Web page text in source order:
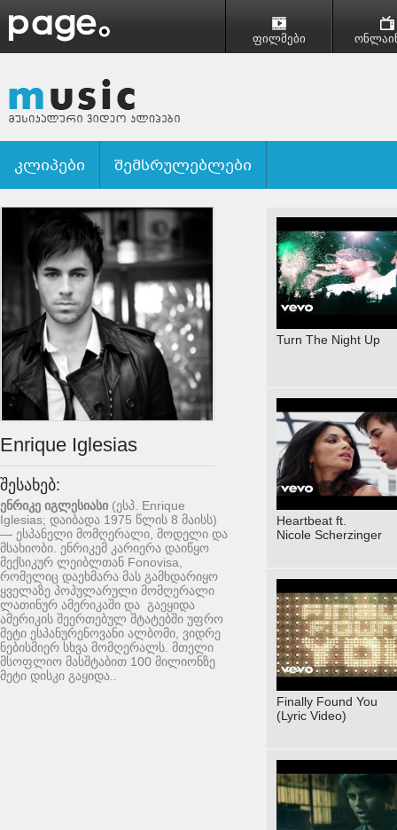
ფილმები
კლიპები შემსრულებლები
Enrique Iglesias
შესახებ:
ენრიკე იგლესიასი (ესპ. Enrique
Iglesias; დაიბადა 1975 წლის 8 მაისს)
— ესპანელი მომღერალი, მოდელი და
მსახიობი. ენრიკემ კარიერა დაიწყო
მექსიკურ ლეიბლთან Fonovisa,
რომელიც დაეხმარა მას გამხდარიყო
ყველაზე პოპულარული მომღერალი
ლათინურ ამერიკაში და გაეყიდა
ამერიკის შეერთებულ შტატებში უფრო
მეტი ესპანურენოვანი ალბომი, ვიდრე
ნებისმიერ სხვა მომღერალს. მთელი
მსოფლიო მასშტაბით 100 მილიონზე
მეტი დისკი გაყიდა..
Turn The Night Up
Heartbeat ft.
Nicole Scherzinger
Finally Found You
(Lyric Video)